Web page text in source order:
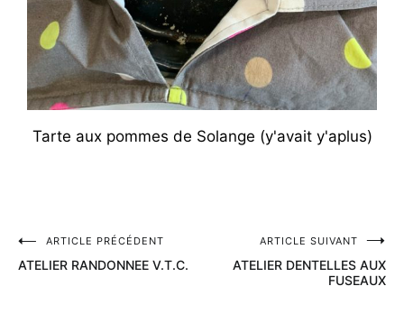
Tarte aux pommes de Solange (y'avait y'aplus)
ARTICLE PRÉCÉDENT
ATELIER RANDONNEE V.T.C.
ARTICLE SUIVANT
ATELIER DENTELLES AUX
FUSEAUX